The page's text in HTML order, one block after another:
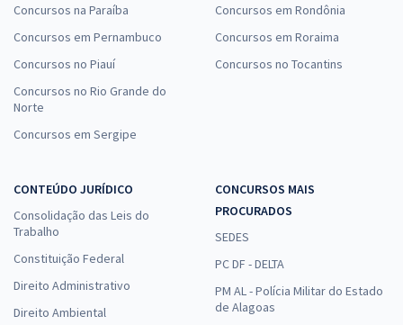
Concursos na Paraíba
Concursos em Pernambuco
Concursos no Piauí
Concursos no Rio Grande do
Norte
Concursos em Sergipe
Concursos em Rondônia
Concursos em Roraima
Concursos no Tocantins
CONTEÚDO JURÍDICO
Consolidação das Leis do
Trabalho
Constituição Federal
Direito Administrativo
Direito Ambiental
CONCURSOS MAIS
PROCURADOS
SEDES
PC DF - DELTA
PM AL - Polícia Militar do Estado
de Alagoas